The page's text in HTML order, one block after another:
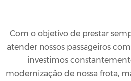
Com o objetivo de prestar
atender nossos passageiros
investimos
modernização de nossa frota,